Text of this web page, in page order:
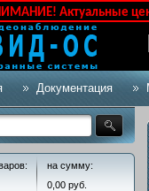
Документация
Актуальные цены
на сумму:
0,00 руб.